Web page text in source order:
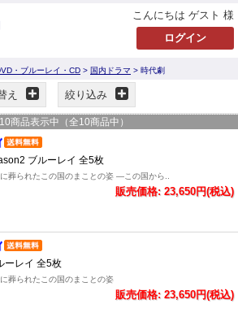
こんにちは ゲスト 様
・ブルーレイ・CD > 国内ドラマ > 時代劇
え 絞り込み
10商品表示中（全10商品中）
ブルーレイ 全5枚
葬られたこの国のまことの姿 ―この国から..
販売価格: 23,650円(税込)
ーレイ 全5枚
葬られたこの国のまことの姿
販売価格: 23,650円(税込)